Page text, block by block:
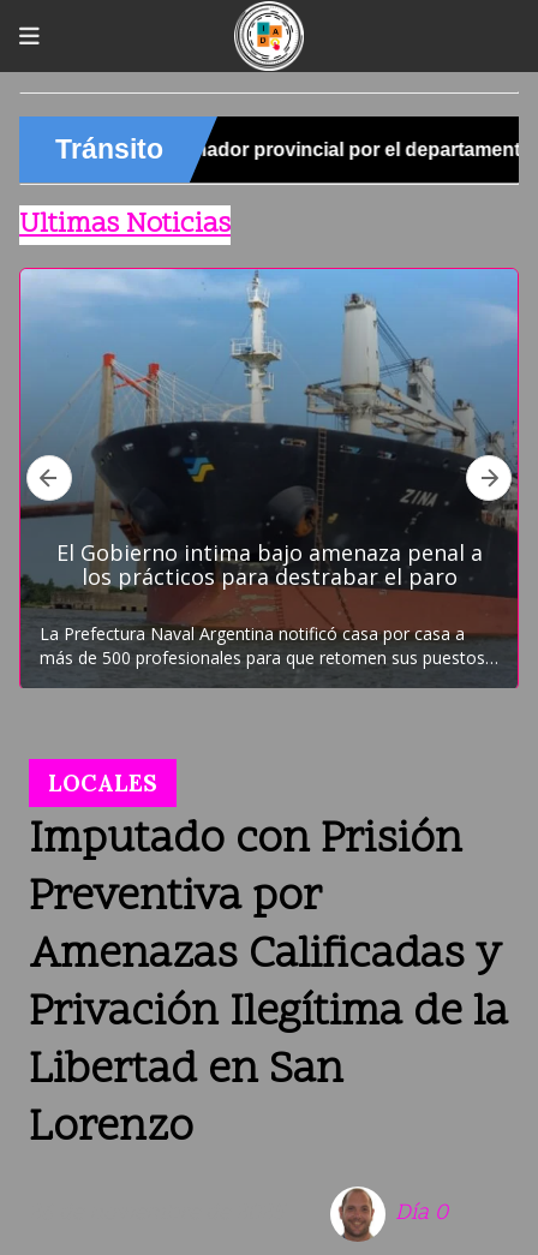
Ultimas Noticias
Imputado con Prisión
Preventiva por
Amenazas Calificadas y
Privación Ilegítima de la
Libertad en San
Lorenzo
LOCALES
Día 0